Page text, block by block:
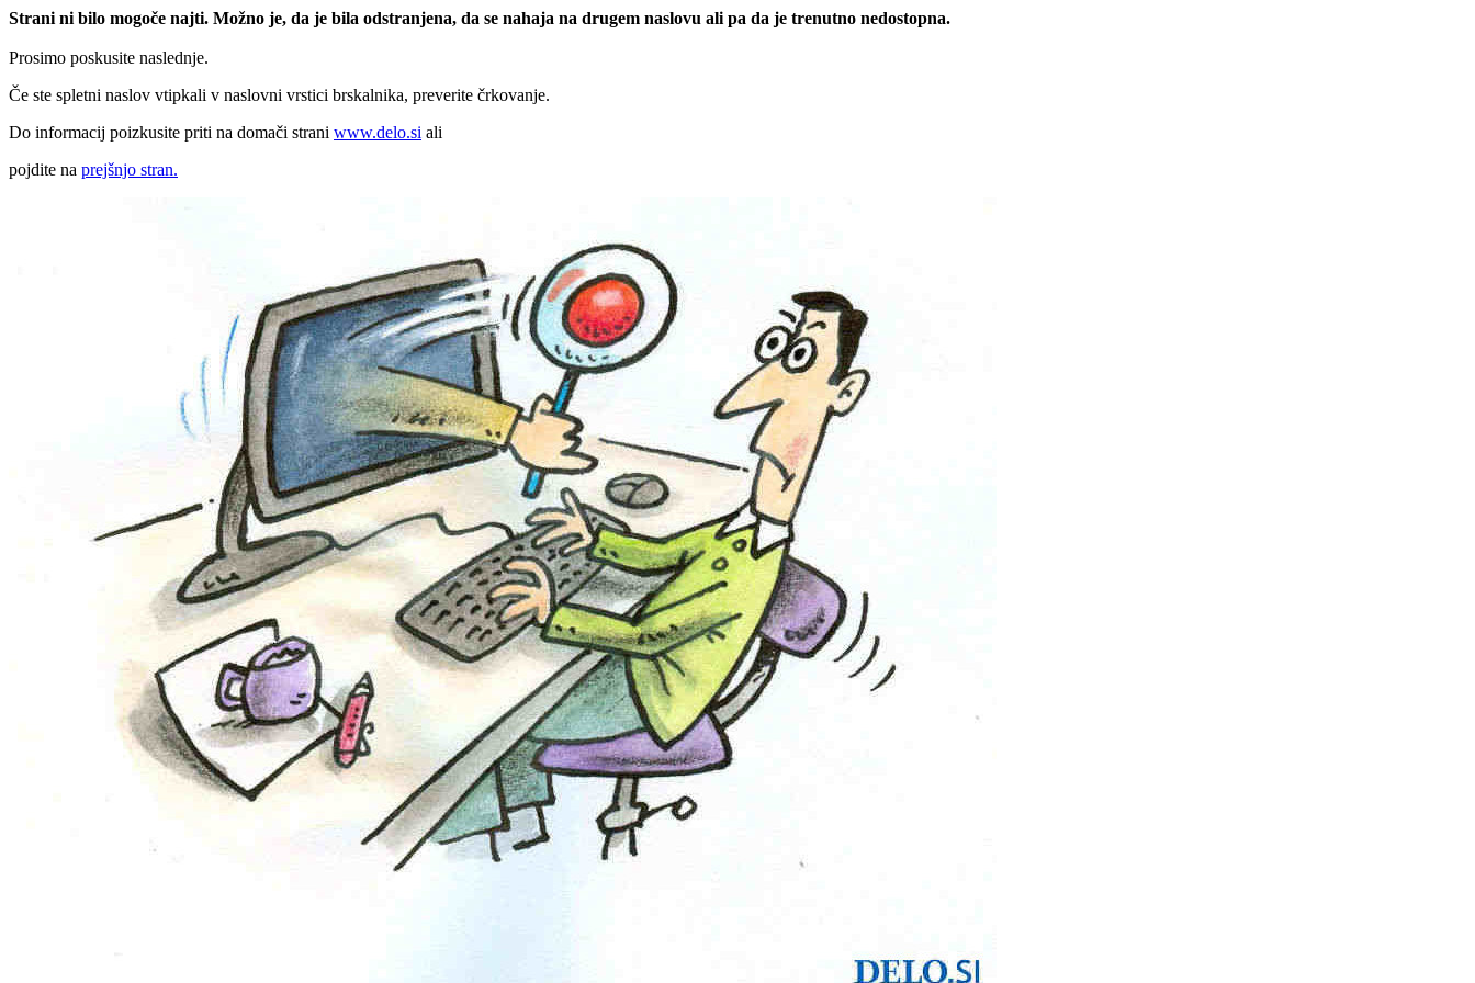
Strani ni bilo mogoče najti. Možno je, da je bila odstranjena, da se nahaja na drugem naslovu ali pa da je trenutno nedostopna.
Prosimo poskusite naslednje.
Če ste spletni naslov vtipkali v naslovni vrstici brskalnika, preverite črkovanje.
Do informacij poizkusite priti na domači strani www.delo.si ali
pojdite na prejšnjo stran.